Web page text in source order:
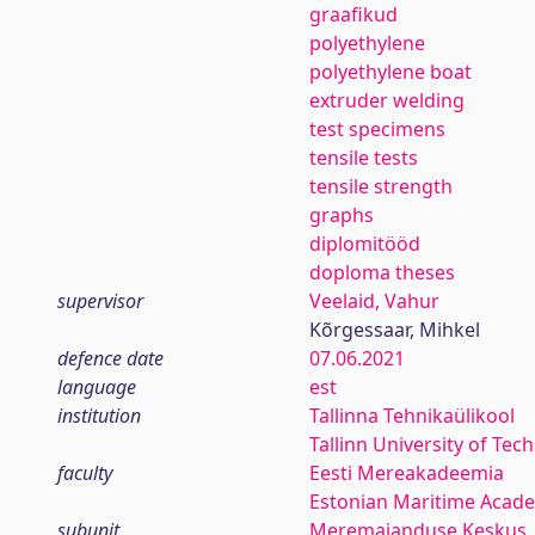
graafikud
polyethylene
polyethylene boat
extruder welding
test specimens
tensile tests
tensile strength
graphs
diplomitööd
doploma theses
supervisor
Veelaid, Vahur
Kõrgessaar, Mihkel
defence date
07.06.2021
language
est
institution
Tallinna Tehnikaülikool
Tallinn University of
faculty
Eesti Mereakadeemia
Estonian Maritime